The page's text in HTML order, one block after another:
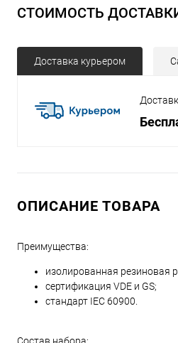
СТОИМОСТЬ
Доставка курьером
ОПИСАНИЕ ТОВАРА
Преимущества:
изолированная резиновая
сертификация VDE и GS;
стандарт IEC 60900.